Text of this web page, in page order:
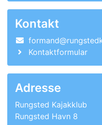
Kontakt
Kontaktformular
Adresse
Rungsted Kajakklub
Rungsted Havn 8